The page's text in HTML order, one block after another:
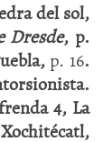
del sol,
Dresde, p.
p. 16.
4, La